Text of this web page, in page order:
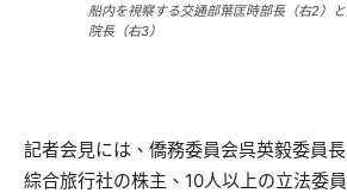
船内を視察する交通部葉匡時部長（右2）
院長（右3）
記者会見には、僑務委員会呉英毅委員
綜合旅行社の株主、10人以上の立法委